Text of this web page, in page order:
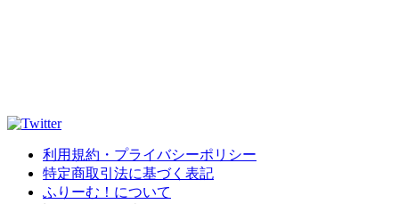
利用規約・プライバシーポリシー
特定商取引法に基づく表記
ふりーむ！について